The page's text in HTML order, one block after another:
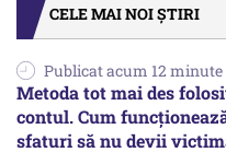
CELE MAI NOI ȘTIRI
Publicat acum 12 minute
Metoda tot mai des
contul. Cum
sfaturi să nu devii